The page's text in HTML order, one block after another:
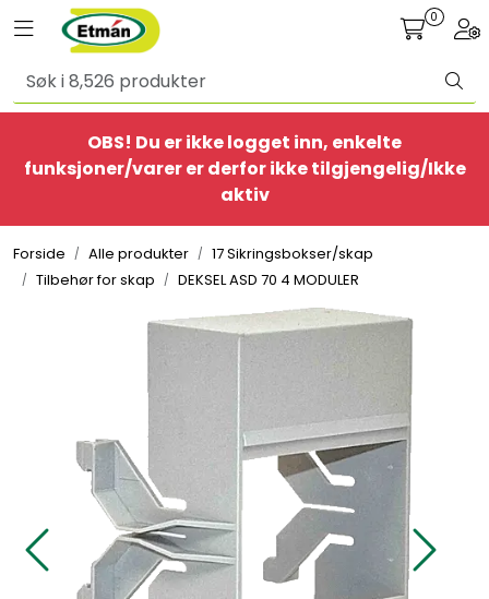
Skip to main content
Toggle navigation 0
OBS! Du er ikke logget inn, enkelte
funksjoner/varer er derfor ikke tilgjengelig/Ikke
aktiv
Forside Alle produkter
17 Sikringsbokser/skap
Tilbehør for skap
DEKSEL ASD 70 4 MODULER
Alle produkter
BestSelgere
Ethome
Belysning
Sikringsmateriell
Kabler